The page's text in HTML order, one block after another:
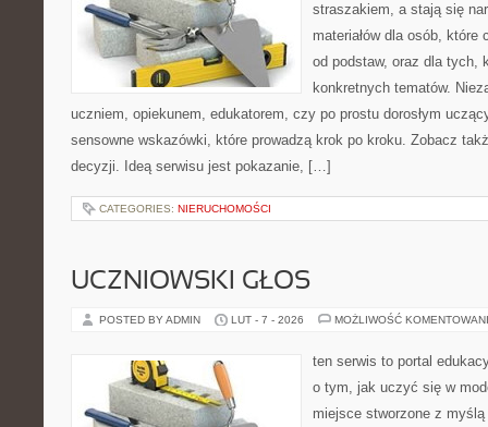
straszakiem, a stają się
materiałów dla osób, które
od podstaw, oraz dla tych,
konkretnych tematów.
uczniem, opiekunem, edukatorem, czy po prostu dorosłym
sensowne wskazówki, które prowadzą krok po kroku. Zobacz
decyzji. Ideą serwisu jest pokazanie, […]
CATEGORIES: NIERUCHOMOŚCI
UCZNIOWSKI GŁOS
POSTED BY ADMIN LUT - 7 - 2026 MOŻLIWOŚĆ
ten serwis to portal
o tym, jak uczyć się w
miejsce stworzone z